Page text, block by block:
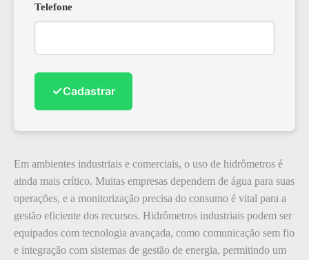
Telefone
✓Cadastrar
Em ambientes industriais e comerciais, o uso de hidrômetros é
ainda mais crítico. Muitas empresas dependem de água para suas
operações, e a monitorização precisa do consumo é vital para a
gestão eficiente dos recursos. Hidrômetros industriais podem ser
equipados com tecnologia avançada, como comunicação sem fio
e integração com sistemas de gestão de energia, permitindo um